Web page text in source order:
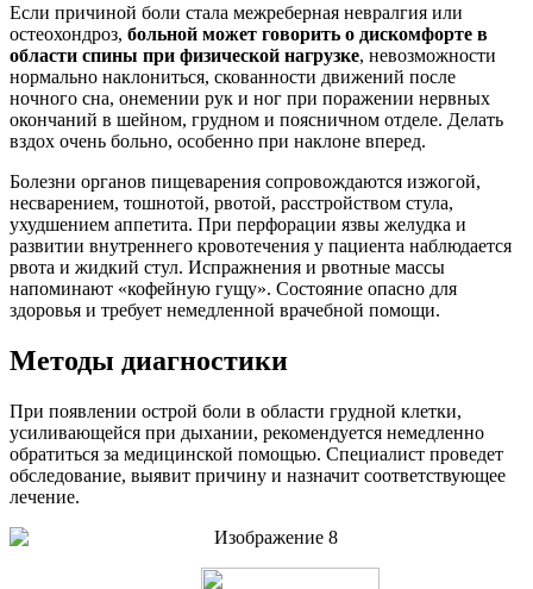
Если причиной боли стала межреберная невралгия или
остеохондроз, больной может говорить о дискомфорте в
области спины при физической нагрузке, невозможности
нормально наклониться, скованности движений после
ночного сна, онемении рук и ног при поражении нервных
окончаний в шейном, грудном и поясничном отделе. Делать
вздох очень больно, особенно при наклоне вперед.
Болезни органов пищеварения сопровождаются изжогой,
несварением, тошнотой, рвотой, расстройством стула,
ухудшением аппетита. При перфорации язвы желудка и
развитии внутреннего кровотечения у пациента наблюдается
рвота и жидкий стул. Испражнения и рвотные массы
напоминают «кофейную гущу». Состояние опасно для
здоровья и требует немедленной врачебной помощи.
Методы диагностики
При появлении острой боли в области грудной клетки,
усиливающейся при дыхании, рекомендуется немедленно
обратиться за медицинской помощью. Специалист проведет
обследование, выявит причину и назначит соответствующее
лечение.